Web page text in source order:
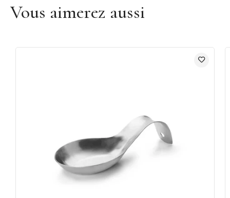
Vous aimerez aussi